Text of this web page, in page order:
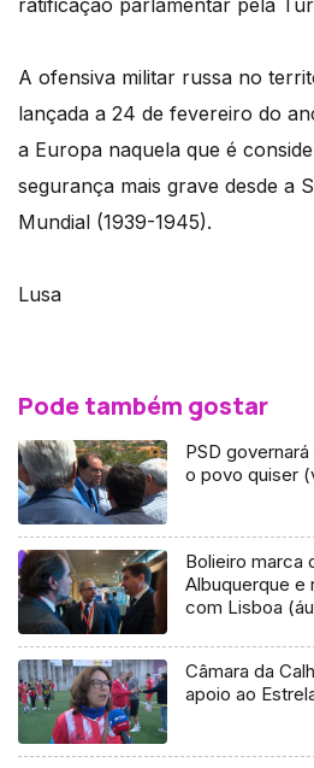
ratificação parlamentar pela
A ofensiva militar russa no
lançada a 24 de fevereiro do
a Europa naquela que é
segurança mais grave desde a
Mundial (1939-1945).
Lusa
Pode também gostar
PSD
o povo quiser
Bolieiro marca
Albuquerque e
com Lisboa
Câmara da
apoio ao